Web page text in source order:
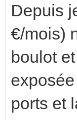
Depuis
€/mois)
boulot
ports et